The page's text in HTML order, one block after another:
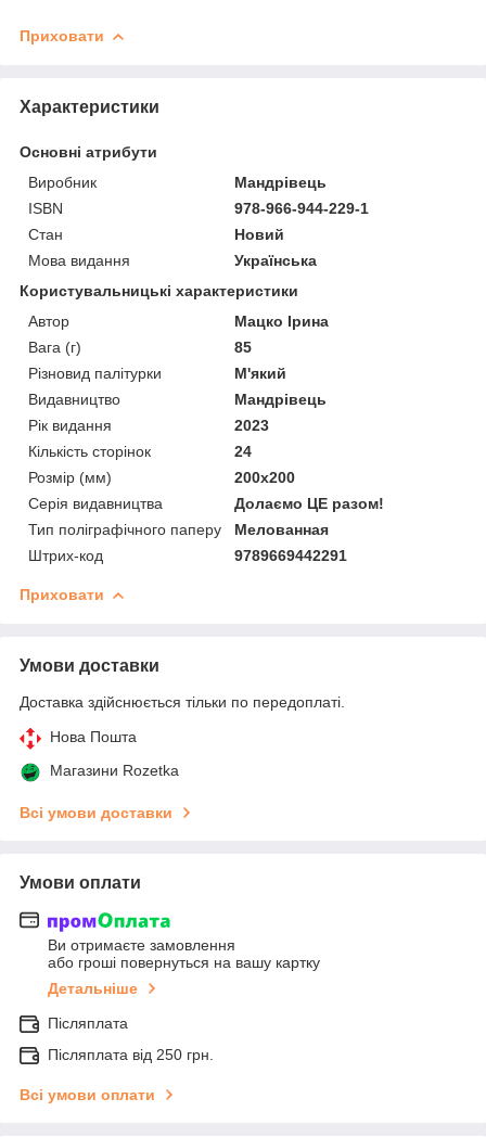
Приховати
Характеристики
Основні атрибути
Виробник
Мандрівець
ISBN
978-966-944-229-1
Стан
Новий
Мова видання
Українська
Користувальницькі характеристики
Автор
Мацко Ірина
Вага (г)
85
Різновид палітурки
М'який
Видавництво
Мандрівець
Рік видання
2023
Кількість сторінок
24
Розмір (мм)
200х200
Серія видавництва
Долаємо ЦЕ разом!
Тип поліграфічного паперу
Мелованная
Штрих-код
9789669442291
Приховати
Умови доставки
Доставка здійснюється тільки по передоплаті.
Нова Пошта
Магазини Rozetka
Всі умови доставки
Умови оплати
Ви отримаєте замовлення
або гроші повернуться на вашу картку
Детальніше
Післяплата
Післяплата від 250 грн.
Всі умови оплати